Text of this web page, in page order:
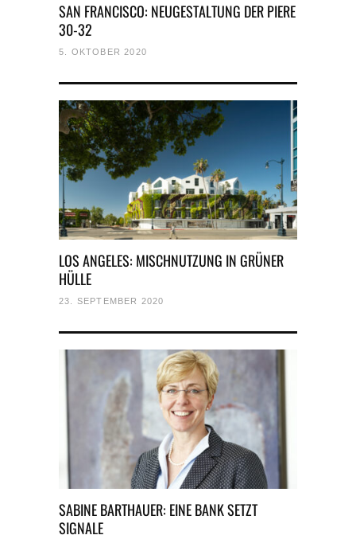
SAN FRANCISCO: NEUGESTALTUNG DER PIERE
30-32
5. OKTOBER 2020
LOS ANGELES: MISCHNUTZUNG IN GRÜNER
HÜLLE
23. SEPTEMBER 2020
SABINE BARTHAUER: EINE BANK SETZT
SIGNALE